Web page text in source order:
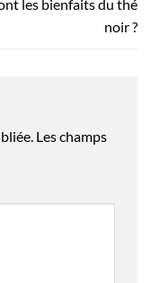
les bienfaits du thé
noir ?
Les champs